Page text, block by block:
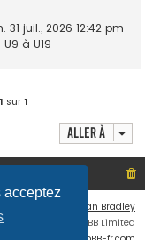
acceptez
31 juil., 2026 12:42 pm
à U19
1 sur1
Aller à
Index du forum
Ian Bradley
Software © phpBB Limited